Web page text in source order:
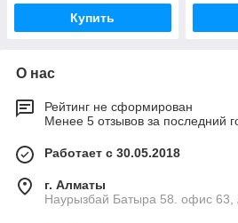
Купить
О нас
Рейтинг не сформирован
Менее 5 отзывов за последний
Работает с 30.05.2018
г. Алматы
Наурызбай Батыра 58. офис 63,